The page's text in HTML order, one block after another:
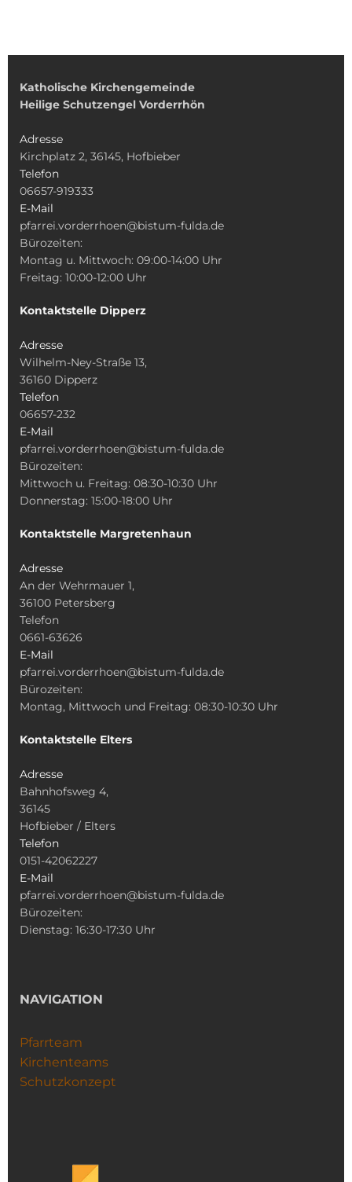
Katholische Kirchengemeinde
Heilige Schutzengel Vorderrhön
Adresse
Kirchplatz 2, 36145, Hofbieber
Telefon
06657-919333
E-Mail
pfarrei.vorderrhoen@bistum-fulda.de
Bürozeiten:
Montag u. Mittwoch: 09:00-14:00 Uhr
Freitag: 10:00-12:00 Uhr
Kontaktstelle Dipperz
Adresse
Wilhelm-Ney-Straße 13,
36160 Dipperz
Telefon
06657-232
E-Mail
pfarrei.vorderrhoen@bistum-fulda.de
Bürozeiten:
Mittwoch u. Freitag: 08:30-10:30 Uhr
Donnerstag: 15:00-18:00 Uhr
Kontaktstelle Margretenhaun
Adresse
An der Wehrmauer 1,
36100 Petersberg
Telefon
0661-63626
E-Mail
pfarrei.vorderrhoen@bistum-fulda.de
Bürozeiten:
Montag, Mittwoch und Freitag: 08:30-10:30 Uhr
Kontaktstelle Elters
Adresse
Bahnhofsweg 4,
36145
Hofbieber / Elters
Telefon
0151-42062227
E-Mail
pfarrei.vorderrhoen@bistum-fulda.de
Bürozeiten:
Dienstag: 16:30-17:30 Uhr
NAVIGATION
Pfarrteam
Kirchenteams
Schutzkonzept